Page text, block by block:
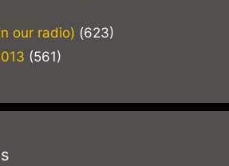
our radio) (623)
(561)